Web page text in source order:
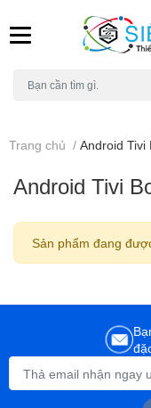
Trang chủ / Android Tivi
Android Tivi
Sản phẩm đang